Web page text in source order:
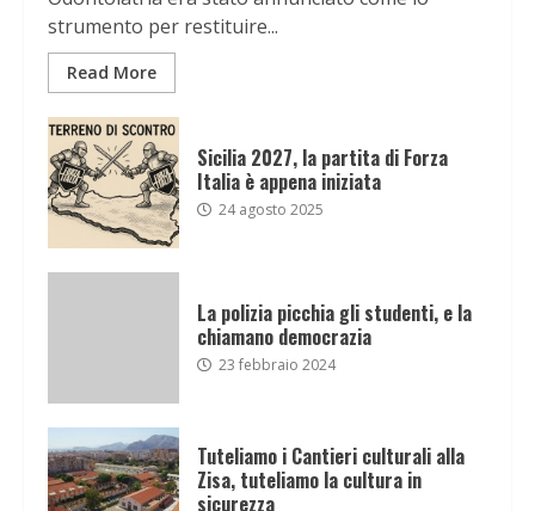
strumento per restituire...
Read More
Sicilia 2027, la partita di Forza
Italia è appena iniziata
24 agosto 2025
La polizia picchia gli studenti, e la
chiamano democrazia
23 febbraio 2024
Tuteliamo i Cantieri culturali alla
Zisa, tuteliamo la cultura in
sicurezza